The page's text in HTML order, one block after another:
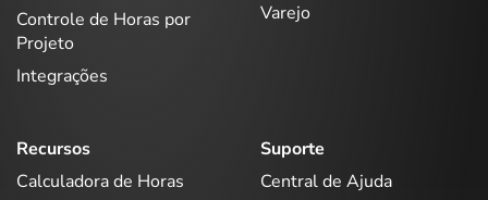
Controle de Horas por
Projeto
Integrações
Varejo
Recursos
Calculadora de Horas
Suporte
Central de Ajuda